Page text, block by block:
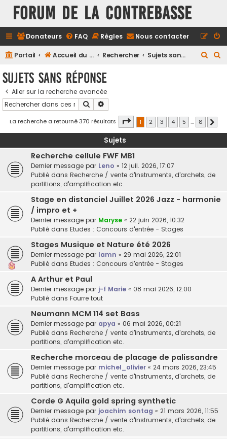
FORUM DE LA CONTREBASSE
Donateurs FAQ Règles Nous contacter
Portail Accueil du forum Rechercher Sujets sans réponse
c
h
r
c
h
r
Sujets sans réponse
Aller sur la recherche avancée
Rechercher
La recherche a retourné 370 résultats Page 1sur8
1 2 3 4 5 … 8
Sujets
Recherche cellule FWF MB1
Dernier message par Leno « 12 juil. 2026, 17:07
Publié dans Recherche / vente d'instruments, d'archets, de
partitions, d'amplification etc.
Stage en distanciel Juillet 2026 Jazz - harmonie
/ impro et +
Dernier message par Maryse « 22 juin 2026, 10:32
Publié dans Etudes : Concours d'entrée - Stages
Stages Musique et Nature été 2026
Dernier message par lamn « 29 mai 2026, 22:01
Publié dans Etudes : Concours d'entrée - Stages
A Arthur et Paul
Dernier message par j-f Marie « 08 mai 2026, 12:00
Publié dans Fourre tout
Neumann MCM 114 set Bass
Dernier message par apya « 06 mai 2026, 00:21
Publié dans Recherche / vente d'instruments, d'archets, de
partitions, d'amplification etc.
Recherche morceau de placage de palissandre
Dernier message par michel_olivier « 24 mars 2026, 23:45
Publié dans Recherche / vente d'instruments, d'archets, de
partitions, d'amplification etc.
Corde G Aquila gold spring synthetic
Dernier message par joachim sontag « 21 mars 2026, 11:55
Publié dans Recherche / vente d'instruments, d'archets, de
partitions, d'amplification etc.